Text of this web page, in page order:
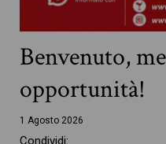
Benvenuto,
opportunità!
1 Agosto 2026
Condividi: